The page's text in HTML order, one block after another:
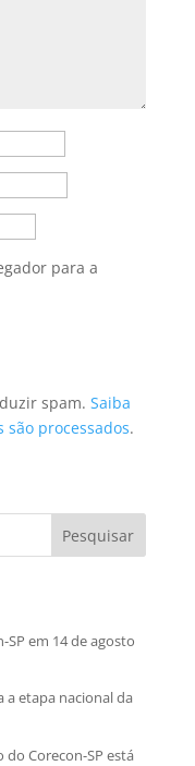
para a
spam. Saiba
são processados.
Pesquisar
em 14 de agosto
a etapa nacional da
Corecon-SP está